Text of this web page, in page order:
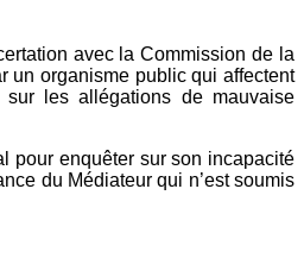
avec la Commission de la
un organisme public qui affectent
les allégations de mauvaise
pour enquêter sur son incapacité
du Médiateur qui n’est soumis